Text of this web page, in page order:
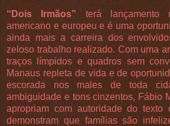
“Dois Irmãos” terá lançamento
americano e europeu e é uma
ainda mais a carreira dos
zeloso trabalho realizado. Com uma
traços límpidos e quadros sem
Manaus repleta de vida e de
escorada nos males de toda
ambiguidade e tons cinzentos, Fábio
apropriam com autoridade do texto
demonstram que famílias são